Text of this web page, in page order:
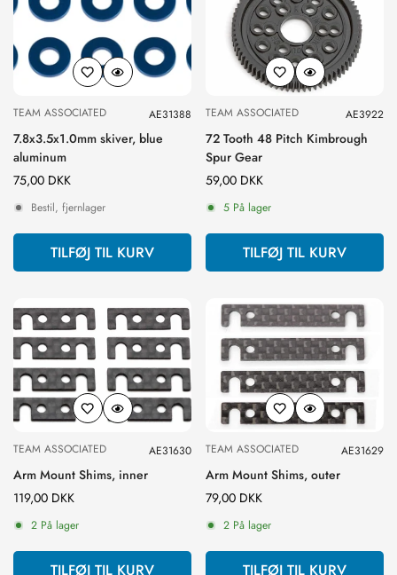
TEAM ASSOCIATED AE31388
7.8x3.5x1.0mm skiver, blue
aluminum
Normal
pris
75,00 DKK
Bestil, fjernlager
TILFØJ TIL KURV
TEAM ASSOCIATED AE3922
72 Tooth 48 Pitch Kimbrough
Spur Gear
Normal
pris
59,00 DKK
5 På lager
TILFØJ TIL KURV
TEAM ASSOCIATED AE31630
Arm Mount Shims, inner
Normal
pris
119,00 DKK
2 På lager
TILFØJ TIL KURV
TEAM ASSOCIATED AE31629
Arm Mount Shims, outer
Normal
pris
79,00 DKK
2 På lager
TILFØJ TIL KURV